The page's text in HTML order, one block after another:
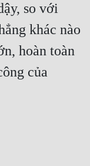
so với
khác nào
hoàn toàn
của